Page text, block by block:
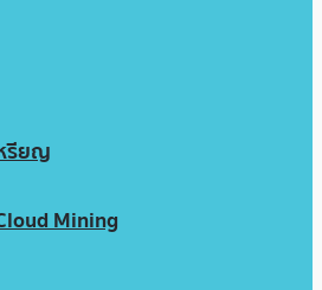
รียญ
Mining